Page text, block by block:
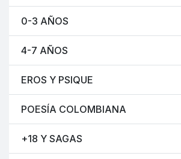
0-3 AÑOS
4-7 AÑOS
EROS Y PSIQUE
POESÍA COLOMBIANA
+18 Y SAGAS